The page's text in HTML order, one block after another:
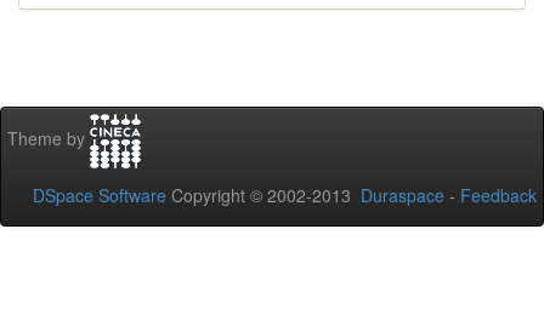
Theme by
DSpace Software Copyright © 2002-2013 Duraspace - Feedback